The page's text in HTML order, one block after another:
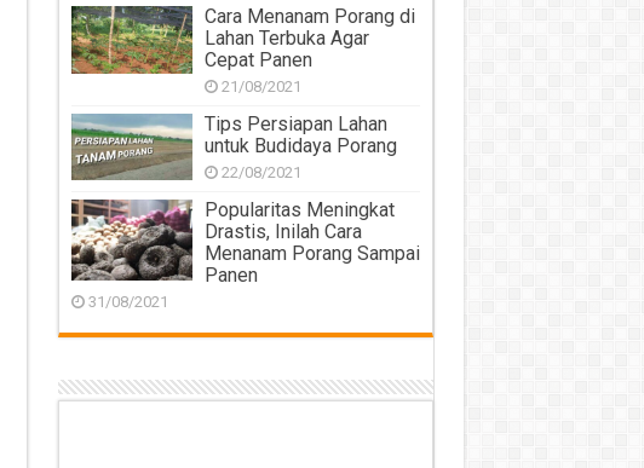
Cara Menanam Porang di
Lahan Terbuka Agar
Cepat Panen
21/08/2021
Tips Persiapan Lahan
untuk Budidaya Porang
22/08/2021
Popularitas Meningkat
Drastis, Inilah Cara
Menanam Porang Sampai
Panen
31/08/2021